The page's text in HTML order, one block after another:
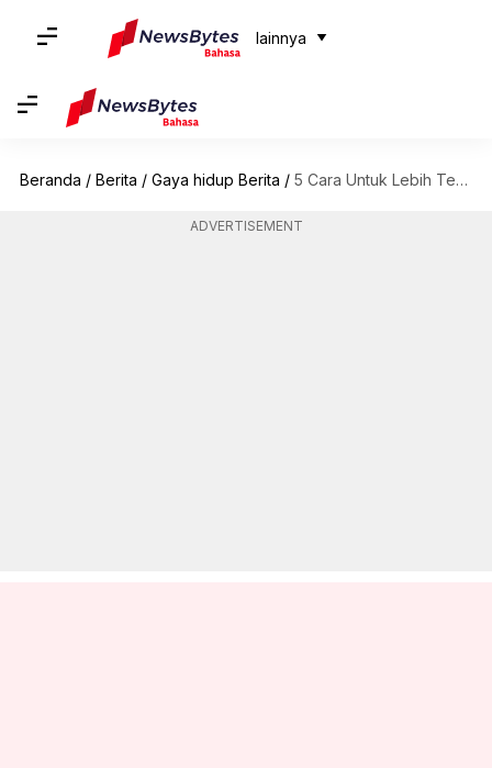
lainnya
Beranda / Berita / Gaya hidup Berita / 5 Cara Untuk Lebih Terlibat Dalam Kehidupan Anak Anda
ADVERTISEMENT